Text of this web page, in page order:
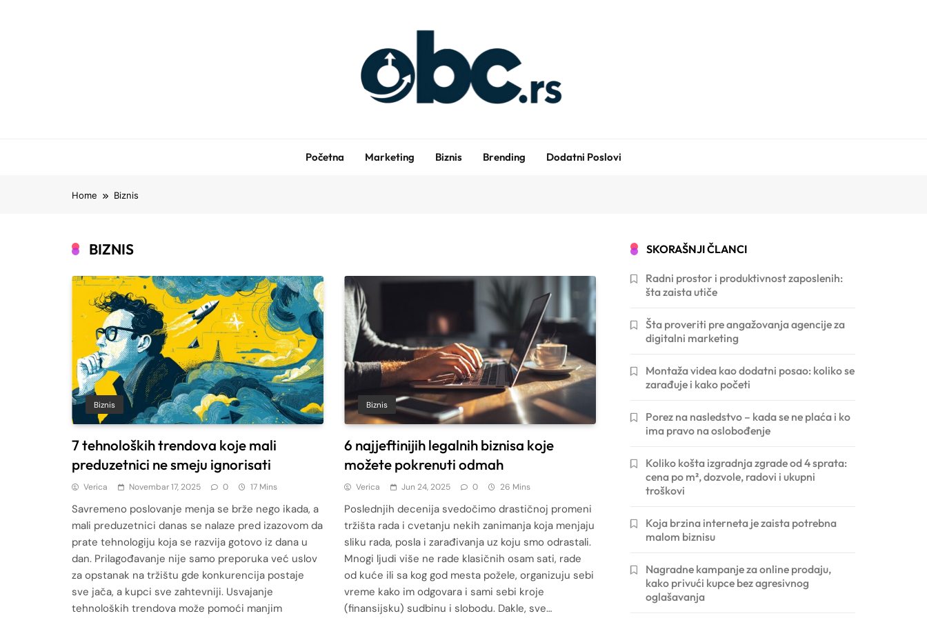
Početna Marketing Biznis Brending Dodatni Poslovi
Home Biznis
BIZNIS
Biznis
7 tehnoloških trendova koje mali
preduzetnici ne smeju ignorisati
Verica Novembar 17, 2025 0 17 Mins
Savremeno poslovanje menja se brže nego ikada, a
mali preduzetnici danas se nalaze pred izazovom da
prate tehnologiju koja se razvija gotovo iz dana u
dan. Prilagođavanje nije samo preporuka već uslov
za opstanak na tržištu gde konkurencija postaje
sve jača, a kupci sve zahtevniji. Usvajanje
tehnoloških trendova može pomoći manjim
Biznis
6 najjeftinijih legalnih biznisa koje
možete pokrenuti odmah
Verica Jun 24, 2025 0 26 Mins
Poslednjih decenija svedočimo drastičnoj promeni
tržišta rada i cvetanju nekih zanimanja koja menjaju
sliku rada, posla i zarađivanja uz koju smo odrastali.
Mnogi ljudi više ne rade klasičnih osam sati, rade
od kuće ili sa kog god mesta požele, organizuju sebi
vreme kako im odgovara i sami sebi kroje
(finansijsku) sudbinu i slobodu. Dakle, sve…
SKORAŠNJI ČLANCI
Radni prostor i produktivnost zaposlenih:
šta zaista utiče
Šta proveriti pre angažovanja agencije za
digitalni marketing
Montaža videa kao dodatni posao: koliko se
zarađuje i kako početi
Porez na nasledstvo – kada se ne plaća i ko
ima pravo na oslobođenje
Koliko košta izgradnja zgrade od 4 sprata:
cena po m², dozvole, radovi i ukupni
troškovi
Koja brzina interneta je zaista potrebna
malom biznisu
Nagradne kampanje za online prodaju,
kako privući kupce bez agresivnog
oglašavanja